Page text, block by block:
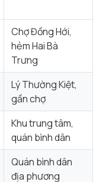
Chợ Đồng Hới,
hẻm Hai Bà
Trưng
Lý Thường Kiệt,
gần chợ
Khu trung tâm,
quán bình dân
Quán bình dân
địa phương